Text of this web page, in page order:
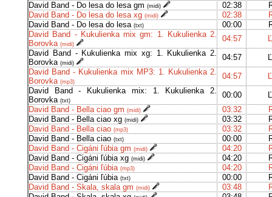
David Band - Do lesa do lesa gm (midi) 02:38
David Band - Do lesa do lesa xg (midi) 02:38
David Band - Do lesa do lesa (txt) 00:00
David Band - Kukulienka mix gm: 1. Kukulienka 2.
Borovka (midi)
04:57
David Band - Kukulienka mix xg: 1. Kukulienka 2.
Borovka (midi)
04:57
David Band - Kukulienka mix MP3: 1. Kukulienka 2.
Borovka (mp3)
04:57
David Band - Kukulienka mix: 1. Kukulienka 2.
Borovka (txt)
00:00
David Band - Bella ciao gm (midi) 03:32
David Band - Bella ciao xg (midi) 03:32
David Band - Bella ciao (mp3) 03:32
David Band - Bella ciao (txt) 00:00
David Band - Cigáni ľúbia gm (midi) 04:20
David Band - Cigáni ľúbia xg (midi) 04:20
David Band - Cigáni ľúbia (mp3) 04:20
David Band - Cigáni ľúbia (txt) 00:00
David Band - Skala, skala gm (midi) 03:48